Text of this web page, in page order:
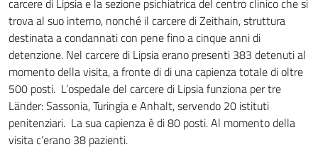
carcere di Lipsia e la sezione psichiatrica del centro clinico che si
trova al suo interno, nonché il carcere di Zeithain, struttura
destinata a condannati con pene fino a cinque anni di
detenzione. Nel carcere di Lipsia erano presenti 383 detenuti al
momento della visita, a fronte di di una capienza totale di oltre
500 posti. L’ospedale del carcere di Lipsia funziona per tre
Länder: Sassonia, Turingia e Anhalt, servendo 20 istituti
penitenziari. La sua capienza è di 80 posti. Al momento della
visita c’erano 38 pazienti.